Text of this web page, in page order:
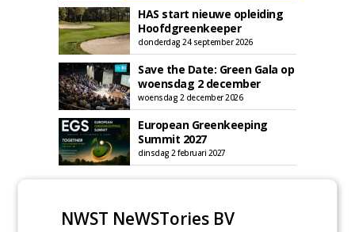
HAS start nieuwe opleiding
Hoofdgreenkeeper
donderdag 24 september 2026
Save the Date: Green Gala op
woensdag 2 december
woensdag 2 december 2026
European Greenkeeping
Summit 2027
dinsdag 2 februari 2027
NWST NeWSTories BV